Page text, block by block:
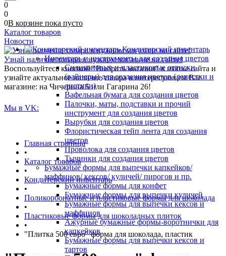
0
0
0В корзине пока пусто
Каталог товаров
Кондитерский инвентарь
Инвентарь и инструменты для создания цветов
Силиконовые и пластиковые оттиски
(вайнеры) для создания цветов (лепестки и
листики)
Вафельная бумага для создания цветов
Палочки, маты, подставки и прочий
инструмент для создания цветов
Вырубки для создания цветов
Флористическая тейп лента для создания
цветов
Проволока для создания цветов
Тычинки для создания цветов
Бумажные формы для выпечки капкейков/
маффинов/ кексов/ куличей/ пирогов и пр.
Бумажные формы для конфет
Бумажные формы для выпечки куличей
Бумажные формы для выпечки кексов и
маффинов
Ажурные бумажные формы-воротнички для
капкейков
Бумажные формы для выпечки кексов и
тартов
Новости
Узнай наличие товара в нужном магазине на сайте!
Воспользуйтесь кнопкой "Выбрать магазин" в шапке сайта и
узнайте актуальное наличие товара в интересующем Вас
магазине: на Чичерина 5 или Гагарина 26!
Мы в VK:
Главная страница
•
Каталог товаров
•
Кондитерский инвентарь
•
Поликорбонатные и пластиковые формы для шоколада
•
Пластиковые формы для шоколадных плиток
•
"Плитка 500 евро" форма для шоколада, пластик